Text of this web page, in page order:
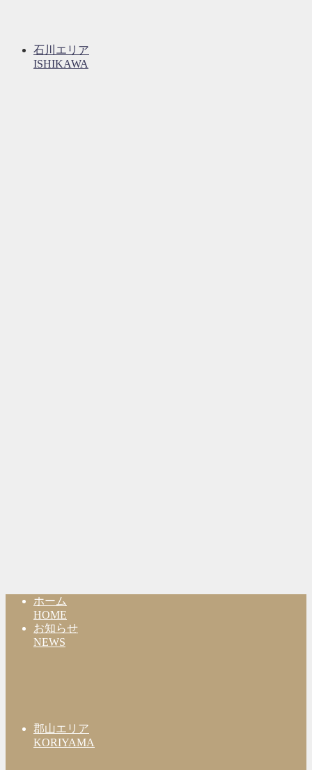
石川エリア
ISHIKAWA
ホーム
HOME
お知らせ
NEWS
郡山エリア
KORIYAMA